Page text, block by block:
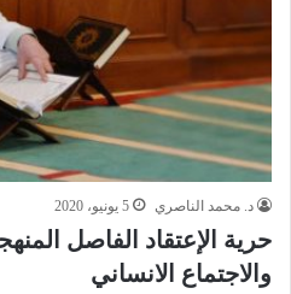
د. محمد الناصري 5 يونيو، 2020
حرية الإعتقاد الفاصل
والاجتماع الانساني